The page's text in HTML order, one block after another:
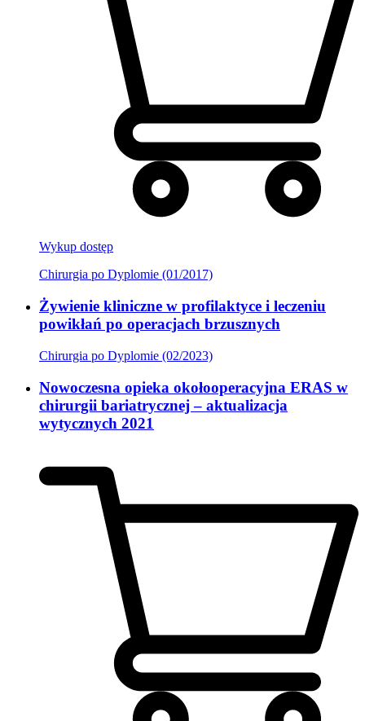
Wykup dostęp
Chirurgia po Dyplomie (01/2017)
Żywienie kliniczne w profilaktyce i leczeniu
powikłań po operacjach brzusznych
Chirurgia po Dyplomie (02/2023)
Nowoczesna opieka okołooperacyjna ERAS w
chirurgii bariatrycznej – aktualizacja
wytycznych 2021